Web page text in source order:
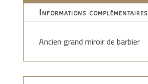
Informations complémentaires
Ancien grand miroir de barbier